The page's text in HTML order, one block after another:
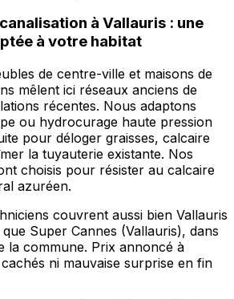
à Vallauris : une
à votre habitat
de centre-ville et maisons de
mêlent ici réseaux anciens de
récentes. Nous adaptons
ou hydrocurage haute pression
pour déloger graisses, calcaire
la tuyauterie existante. Nos
choisis pour résister au calcaire
azuréen.
couvrent aussi bien Vallauris
Super Cannes (Vallauris), dans
la commune. Prix annoncé à
ni mauvaise surprise en fin